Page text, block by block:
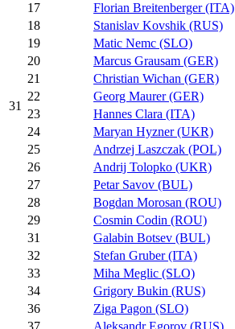
31
17
Florian Breitenberger (ITA)
18
Stanislav Kovshik (RUS)
19
Matic Nemc (SLO)
20
Marcus Grausam (GER)
21
Christian Wichan (GER)
22
Georg Maurer (GER)
23
Hannes Clara (ITA)
24
Maryan Hyzner (UKR)
25
Andrzej Laszczak (POL)
26
Andrij Tolopko (UKR)
27
Petar Savov (BUL)
28
Bogdan Morosan (ROU)
29
Cosmin Codin (ROU)
31
Galabin Botsev (BUL)
32
Stefan Gruber (ITA)
33
Miha Meglic (SLO)
34
Grigory Bukin (RUS)
36
Ziga Pagon (SLO)
37
Aleksandr Egorov (RUS)